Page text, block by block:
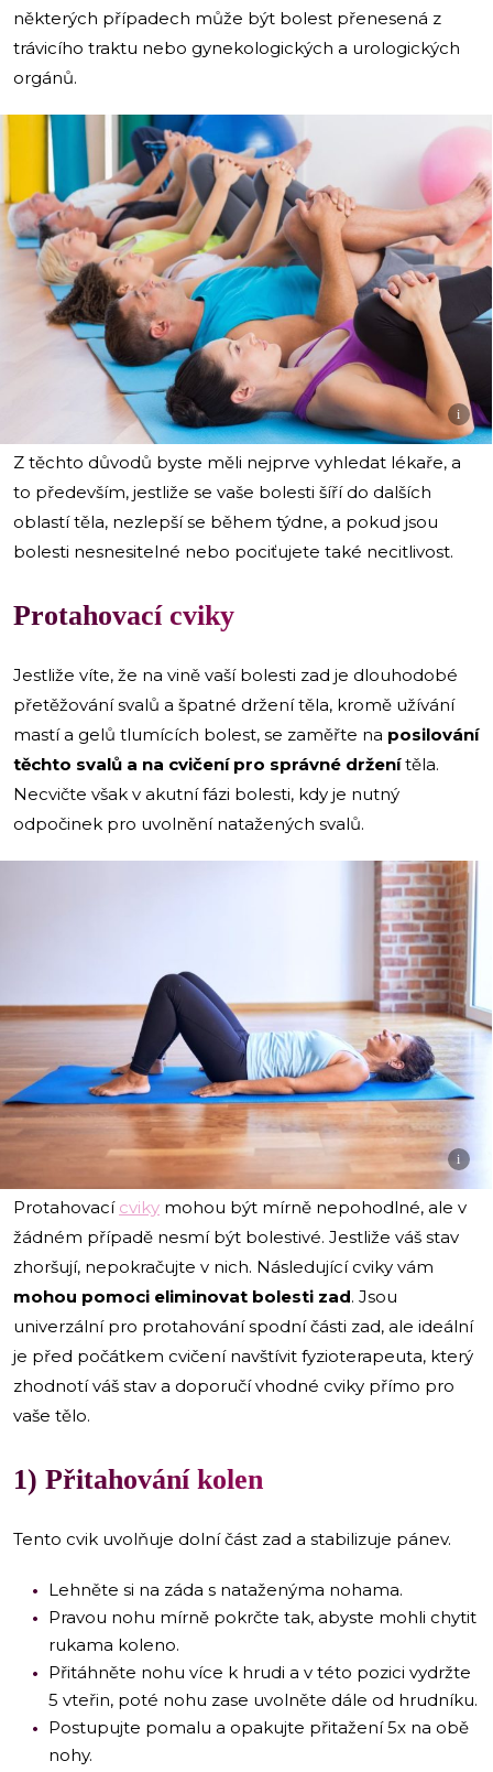
některých případech může být bolest přenesená z
trávicího traktu nebo gynekologických a urologických
orgánů.
i
Z těchto důvodů byste měli nejprve vyhledat lékaře, a
to především, jestliže se vaše bolesti šíří do dalších
oblastí těla, nezlepší se během týdne, a pokud jsou
bolesti nesnesitelné nebo pociťujete také necitlivost.
Protahovací cviky
Jestliže víte, že na vině vaší bolesti zad je dlouhodobé
přetěžování svalů a špatné držení těla, kromě užívání
mastí a gelů tlumících bolest, se zaměřte na posilování
těchto svalů a na cvičení pro správné drženítěla.
Necvičte však v akutní fázi bolesti, kdy je nutný
odpočinek pro uvolnění natažených svalů.
i
Protahovací cviky mohou být mírně nepohodlné, ale v
žádném případě nesmí být bolestivé. Jestliže váš stav
zhoršují, nepokračujte v nich. Následující cviky vám
mohou pomoci eliminovat bolesti zad. Jsou
univerzální pro protahování spodní části zad, ale ideální
je před počátkem cvičení navštívit fyzioterapeuta, který
zhodnotí váš stav a doporučí vhodné cviky přímo pro
vaše tělo.
1) Přitahování kolen
Tento cvik uvolňuje dolní část zad a stabilizuje pánev.
Lehněte si na záda s nataženýma nohama.
Pravou nohu mírně pokrčte tak, abyste mohli chytit
rukama koleno.
Přitáhněte nohu více k hrudi a v této pozici vydržte
5 vteřin, poté nohu zase uvolněte dále od hrudníku.
Postupujte pomalu a opakujte přitažení 5x na obě
nohy.